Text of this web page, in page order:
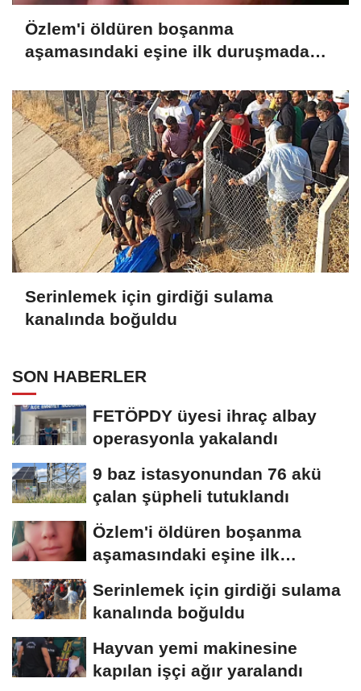
Özlem'i öldüren boşanma
aşamasındaki eşine ilk duruşmada
Serinlemek için girdiği sulama
kanalında boğuldu
SON HABERLER
FETÖPDY üyesi ihraç albay
operasyonla yakalandı
9 baz istasyonundan 76 akü
çalan şüpheli tutuklandı
Özlem'i öldüren boşanma
aşamasındaki eşine ilk
Serinlemek için girdiği sulama
kanalında boğuldu
Hayvan yemi makinesine
kapılan işçi ağır yaralandı